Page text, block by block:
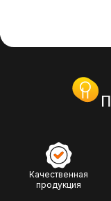
Качественная
продукция